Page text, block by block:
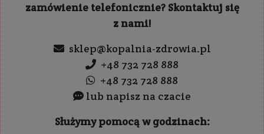
zamówienie telefonicznie? Skontaktuj się
z nami!
sklep@kopalnia-zdrowia.pl
+48 732 728 888
+48 732 728 888
lub napisz na czacie
Służymy pomocą w godzinach: